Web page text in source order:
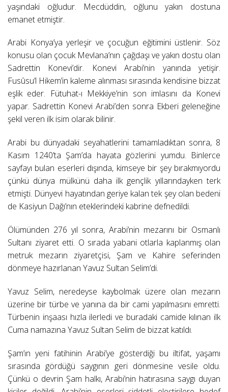
yaşındaki oğludur. Mecdüddin, oğlunu yakın dostuna
emanet etmiştir.
Arabi Konya’ya yerleşir ve çocuğun eğitimini üstlenir. Söz
konusu olan çocuk Mevlana’nın çağdaşı ve yakın dostu olan
Sadrettin Konevi’dir. Konevi Arabi’nin yanında yetişir.
Fusûsu’l Hikem’in kaleme alınması sırasında kendisine bizzat
eşlik eder. Fütuhat-ı Mekkiye’nin son imlasını da Konevi
yapar. Sadrettin Konevi Arabi’den sonra Ekberi geleneğine
şekil veren ilk isim olarak bilinir.
Arabi bu dünyadaki seyahatlerini tamamladıktan sonra, 8
Kasım 1240’ta Şam’da hayata gözlerini yumdu. Binlerce
sayfayı bulan eserleri dışında, kimseye bir şey bırakmıyordu
çünkü dünya mülkünü daha ilk gençlik yıllarındayken terk
etmişti. Dünyevi hayatından geriye kalan tek şey olan bedeni
de Kasiyun Dağı’nın eteklerindeki kabrine defnedildi.
Ölümünden 276 yıl sonra, Arabi’nin mezarını bir Osmanlı
Sultanı ziyaret etti. O sırada yabani otlarla kaplanmış olan
metruk mezarın ziyaretçisi, Şam ve Kahire seferinden
dönmeye hazırlanan Yavuz Sultan Selim’di.
Yavuz Selim, neredeyse kaybolmak üzere olan mezarın
üzerine bir türbe ve yanına da bir cami yapılmasını emretti.
Türbenin inşaası hızla ilerledi ve buradaki camide kılınan ilk
Cuma namazına Yavuz Sultan Selim de bizzat katıldı.
Şam’ın yeni fatihinin Arabi’ye gösterdiği bu iltifat, yaşamı
sırasında gördüğü saygının geri dönmesine vesile oldu.
Çünkü o devrin Şam halkı, Arabi’nin hatırasına saygı duyan